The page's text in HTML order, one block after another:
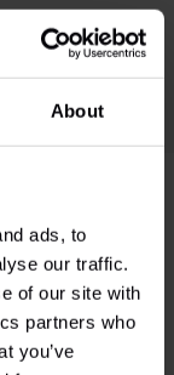
About
ads, to
our traffic.
of our site with
partners who
you’ve